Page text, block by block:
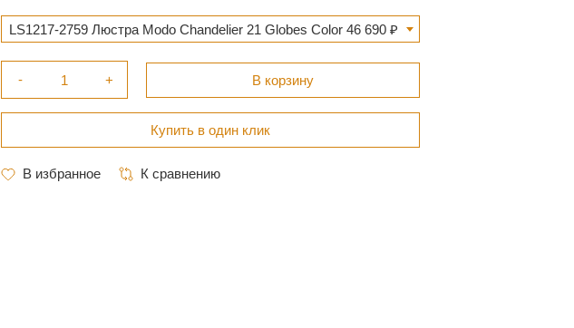
LS1217-2759 Люстра Modo Chandelier 21 Globes Color 46 690 ₽